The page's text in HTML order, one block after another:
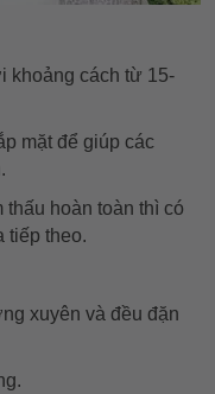
khoảng cách từ 15-
mặt để giúp các
hoàn toàn thì có
tiếp theo.
xuyên và đều đặn